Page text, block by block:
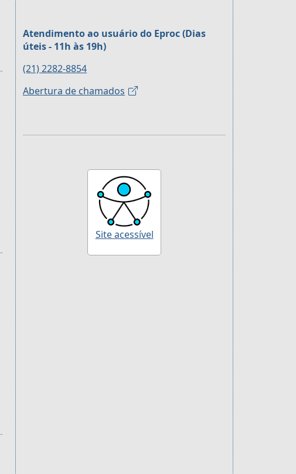
Atendimento ao usuário do Eproc (Dias
úteis - 11h às 19h)
(21) 2282-8854
Abertura de chamados
Site acessível